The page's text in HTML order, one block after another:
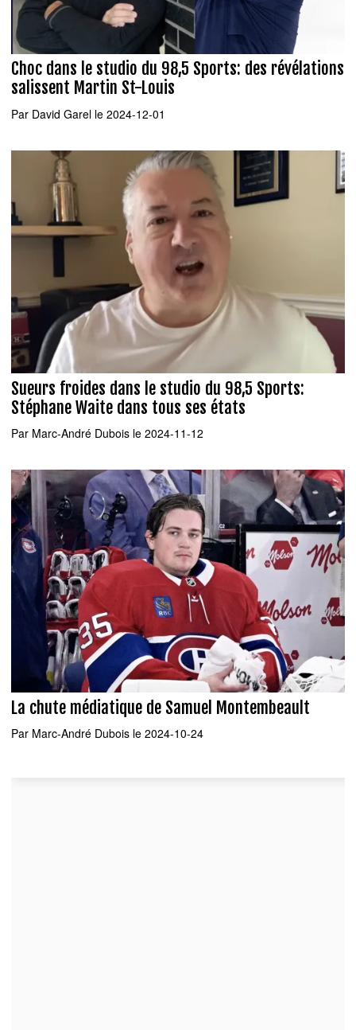
Choc dans le studio du 98,5 Sports: des révélations
salissent Martin St-Louis
Par David Garel le 2024-12-01
Sueurs froides dans le studio du 98,5 Sports:
Stéphane Waite dans tous ses états
Par Marc-André Dubois le 2024-11-12
La chute médiatique de Samuel Montembeault
Par Marc-André Dubois le 2024-10-24